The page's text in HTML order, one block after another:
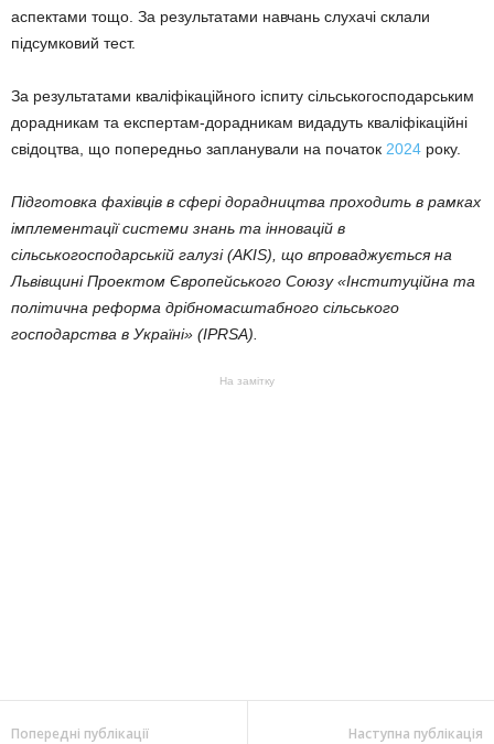
аспектами тощо. За результатами навчань слухачі склали
підсумковий тест.
За результатами кваліфікаційного іспиту сільськогосподарським
дорадникам та експертам-дорадникам видадуть кваліфікаційні
свідоцтва, що попередньо запланували на початок 2024 року.
Підготовка фахівців в сфері дорадництва проходить в рамках
імплементації системи знань та інновацій в
сільськогосподарській галузі (AKIS), що впроваджується на
Львівщині Проектом Європейського Союзу «Інституційна та
політична реформа дрібномасштабного сільського
господарства в Україні» (IPRSA).
На замітку
Попередні публікації Наступна публікація